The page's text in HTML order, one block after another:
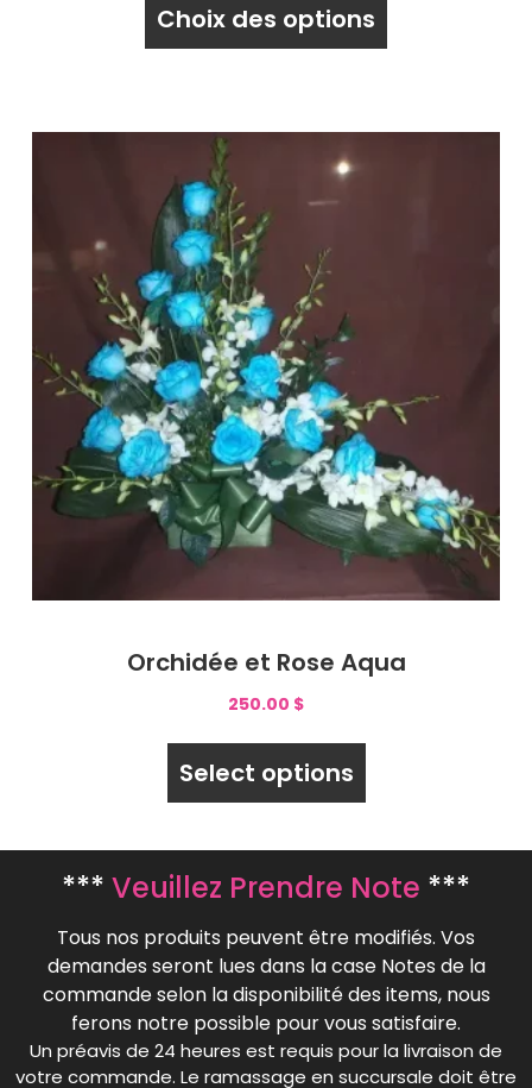
Choix des options
Orchidée et Rose Aqua
250.00 $
Select options
*** Veuillez Prendre Note ***
Tous nos produits peuvent être modifiés. Vos
demandes seront lues dans la case Notes de la
commande selon la disponibilité des items, nous
ferons notre possible pour vous satisfaire.
Un préavis de 24 heures est requis pour la livraison de
votre commande. Le ramassage en succursale doit être